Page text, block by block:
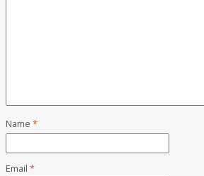
Name *
Email *